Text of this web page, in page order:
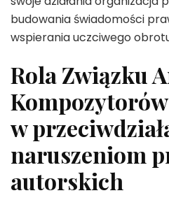
budowania świadomości
wspierania uczciwego
Rola Związku
w
naruszeniom
autorskich